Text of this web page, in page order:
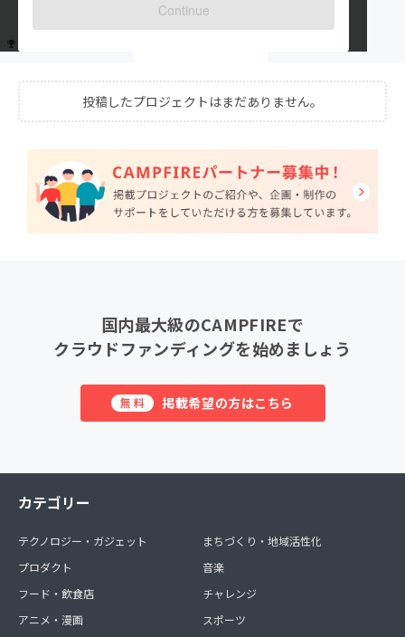
Continue
投稿したプロジェクトはまだありません。
国内最大級のCAMPFIREで
クラウドファンディングを始めましょう
無料 掲載希望の方はこちら
カテゴリー
テクノロジー・ガジェット
プロダクト
フード・飲食店
アニメ・漫画
まちづくり・地域活性化
音楽
チャレンジ
スポーツ